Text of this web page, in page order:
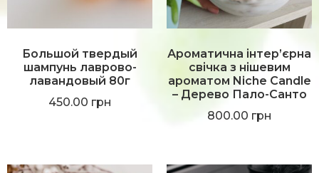
Большой твердый
шампунь лаврово-
лавандовый 80г
450.00 грн
Ароматична інтер’єрна
свічка з нішевим
ароматом Niche Candle
– Дерево Пало-Санто
800.00 грн